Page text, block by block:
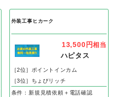
外装工事ヒカーク
13,500円相当
ハピタス
［2位］ポイントインカム
［3位］ちょびリッチ
条件：新規見積依頼＋電話確認